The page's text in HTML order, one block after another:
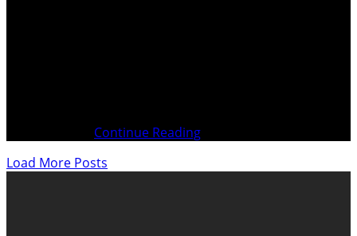
Continue Reading
Load More Posts